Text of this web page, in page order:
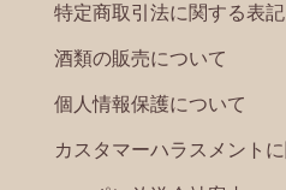
特定商取引法に関する表記
酒類の販売について
個人情報保護について
カスタマーハラスメント